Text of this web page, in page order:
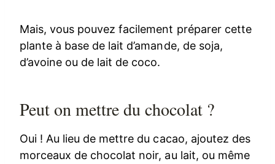
Mais, vous pouvez facilement préparer cette
plante à base de lait d’amande, de soja,
d’avoine ou de lait de coco.
Peut on mettre du chocolat ?
Oui ! Au lieu de mettre du cacao, ajoutez des
morceaux de chocolat noir, au lait, ou même